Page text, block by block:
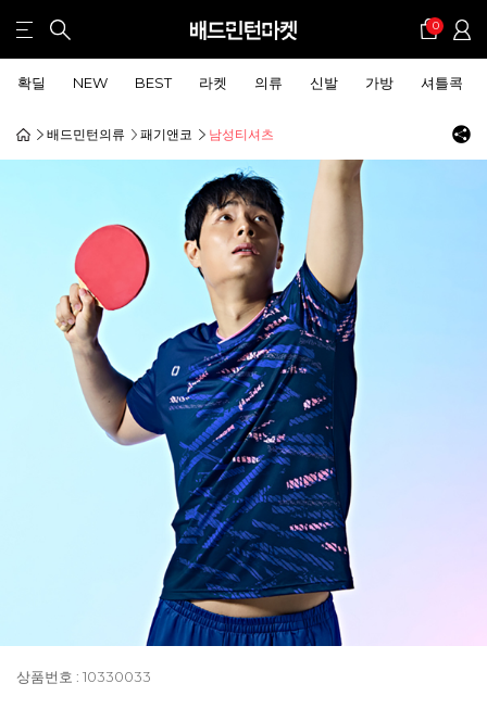
0
확딜 NEW BEST 라켓 의류 신발 가방 셔틀콕
배드민턴의류 패기앤코 남성티셔츠
상품번호 : 10330033